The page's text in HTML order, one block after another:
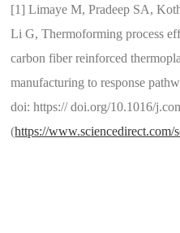
[1] Limaye M, Pradeep SA,
Li G, Thermoforming process
carbon fiber reinforced
manufacturing to response
doi: https:// doi.org/10.1016/
(https://www.sciencedirect.com/